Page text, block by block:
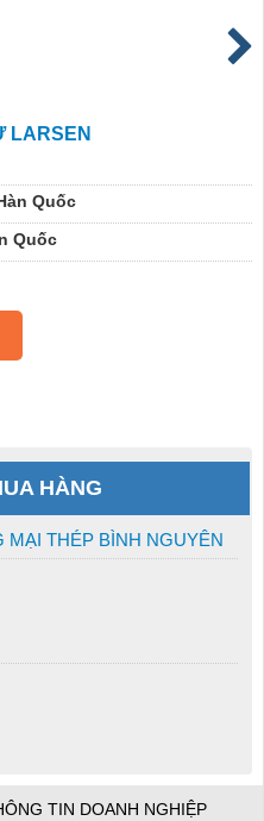
LARSEN
Quốc
Quốc
HÀNG
THÉP BÌNH NGUYÊN
TIN DOANH NGHIỆP